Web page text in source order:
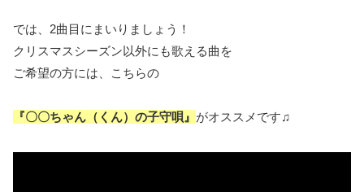
では、2曲目にまいりましょう！
クリスマスシーズン以外にも歌える曲を
ご希望の方には、こちらの
『〇〇ちゃん（くん）の子守唄』 がオススメです♫